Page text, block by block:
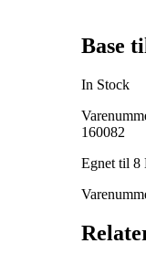
Base
In Stock
160082
Egnet til 8